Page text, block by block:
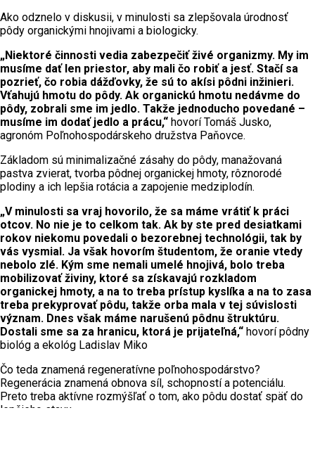
Ako odznelo v diskusii, v minulosti sa zlepšovala úrodnosť
pôdy organickými hnojivami a biologicky.
„Niektoré činnosti vedia zabezpečiť živé organizmy. My im
musíme dať len priestor, aby mali čo robiť a jesť. Stačí sa
pozrieť, čo robia dážďovky, že sú to akísi pôdni inžinieri.
Vťahujú hmotu do pôdy. Ak organickú hmotu nedávme do
pôdy, zobrali sme im jedlo. Takže jednoducho povedané –
musíme im dodať jedlo a prácu,“ hovorí Tomáš Jusko,
agronóm Poľnohospodárskeho družstva Paňovce.
Základom sú minimalizačné zásahy do pôdy, manažovaná
pastva zvierat, tvorba pôdnej organickej hmoty, rôznorodé
plodiny a ich lepšia rotácia a zapojenie medziplodín.
„V minulosti sa vraj hovorilo, že sa máme vrátiť k práci
otcov. No nie je to celkom tak. Ak by ste pred desiatkami
rokov niekomu povedali o bezorebnej technológii, tak by
vás vysmial. Ja však hovorím študentom, že oranie vtedy
nebolo zlé. Kým sme nemali umelé hnojivá, bolo treba
mobilizovať živiny, ktoré sa získavajú rozkladom
organickej hmoty, a na to treba prístup kyslíka a na to zasa
treba prekyprovať pôdu, takže orba mala v tej súvislosti
význam. Dnes však máme narušenú pôdnu štruktúru.
Dostali sme sa za hranicu, ktorá je prijateľná,“ hovorí pôdny
biológ a ekológ Ladislav Miko
Čo teda znamená regeneratívne poľnohospodárstvo?
Regenerácia znamená obnova síl, schopností a potenciálu.
Preto treba aktívne rozmýšľať o tom, ako pôdu dostať späť do
lepšieho stavu.